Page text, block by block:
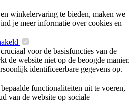
winkelervaring te bieden, maken we
je meer informatie over cookies en
voor de basisfuncties van de
de website niet op de beoogde manier.
identificeerbare gegevens op.
functionaliteiten uit te voeren,
van de website op sociale